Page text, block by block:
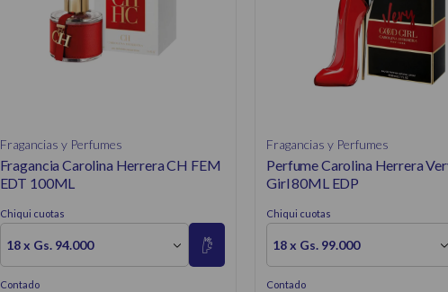
Fragancias y Perfumes
Fragancia Carolina Herrera CH FEM
EDT 100ML
Chiqui cuotas
18 x Gs. 94.000
Contado
Fragancias y Perfumes
Perfume Carolina Herrera
Girl 80ML EDP
Chiqui cuotas
18 x Gs. 99.000
Contado